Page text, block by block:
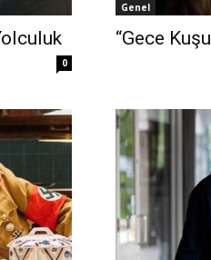
0
Genel
“Gece